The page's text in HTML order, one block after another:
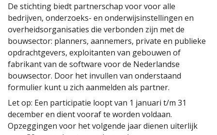
De stichting biedt partnerschap voor voor alle
bedrijven, onderzoeks- en onderwijsinstellingen en
overheidsorganisaties die verbonden zijn met de
bouwsector: planners, aannemers, private en publieke
opdrachtgevers, exploitanten van gebouwen of
fabrikant van de software voor de Nederlandse
bouwsector. Door het invullen van onderstaand
formulier kunt u zich aanmelden als partner.
Let op: Een participatie loopt van 1 januari t/m 31
december en dient vooraf te worden voldaan.
Opzeggingen voor het volgende jaar dienen uiterlijk